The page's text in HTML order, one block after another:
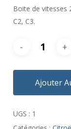
Boite de vitesses
C2, C3.
Ajouter
UGS : 1